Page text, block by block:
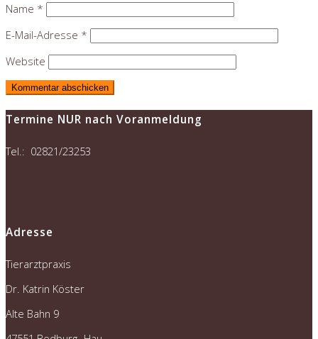
Name *
E-Mail-Adresse *
Website
Termine NUR nach Voranmeldung
Tel.: 02821/23253
Adresse
Tierarztpraxis
Dr. Katrin Köster
Alte Bahn 9